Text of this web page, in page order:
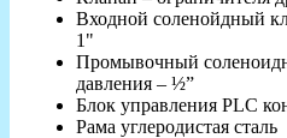
Входной соленойдный
1"
Промывочный
давления – ½”
Блок управления PLC
Рама углеродистая сталь